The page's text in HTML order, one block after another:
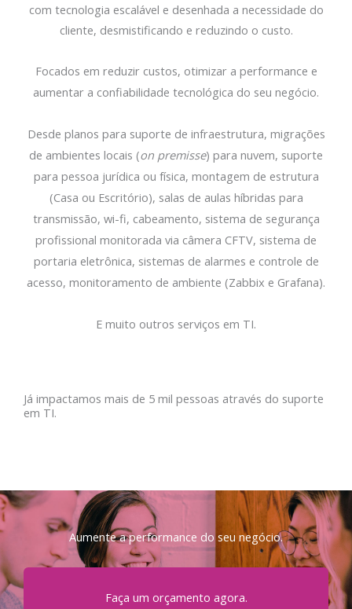
com tecnologia escalável e desenhada a necessidade do
cliente, desmistificando e reduzindo o custo.
Focados em reduzir custos, otimizar a performance e
aumentar a confiabilidade tecnológica do seu negócio.
Desde planos para suporte de infraestrutura, migrações
de ambientes locais (on premisse) para nuvem, suporte
para pessoa jurídica ou física, montagem de estrutura
(Casa ou Escritório), salas de aulas híbridas para
transmissão, wi-fi, cabeamento, sistema de segurança
profissional monitorada via câmera CFTV, sistema de
portaria eletrônica, sistemas de alarmes e controle de
acesso, monitoramento de ambiente (Zabbix e Grafana).
E muito outros serviços em TI.
Já impactamos mais de 5 mil pessoas através do suporte
em TI.
Aumente a performance do seu negócio.
Faça um orçamento agora.